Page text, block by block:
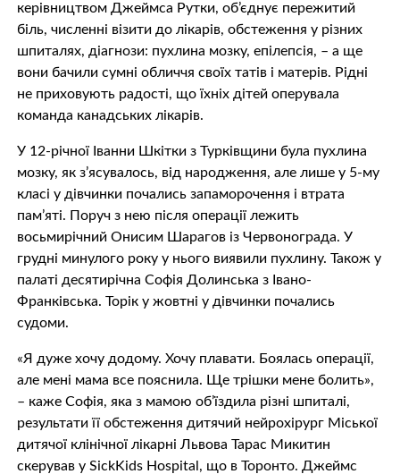
керівництвом Джеймса Рутки, об’єднує пережитий
біль, численні візити до лікарів, обстеження у різних
шпиталях, діагнози: пухлина мозку, епілепсія, – а ще
вони бачили сумні обличчя своїх татів і матерів. Рідні
не приховують радості, що їхніх дітей оперувала
команда канадських лікарів.
У 12-річної Іванни Шкітки з Турківщини була пухлина
мозку, як з’ясувалось, від народження, але лише у 5-му
класі у дівчинки почались запаморочення і втрата
пам’яті. Поруч з нею після операції лежить
восьмирічний Онисим Шарагов із Червонограда. У
грудні минулого року у нього виявили пухлину. Також у
палаті десятирічна Софія Долинська з Івано-
Франківська. Торік у жовтні у дівчинки почались
судоми.
«Я дуже хочу додому. Хочу плавати. Боялась операції,
але мені мама все пояснила. Ще трішки мене болить»,
– каже Софія, яка з мамою об’їздила різні шпиталі,
результати її обстеження дитячий нейрохірург Міської
дитячої клінічної лікарні Львова Тарас Микитин
скерував у SickKids Hospital, що в Торонто. Джеймс